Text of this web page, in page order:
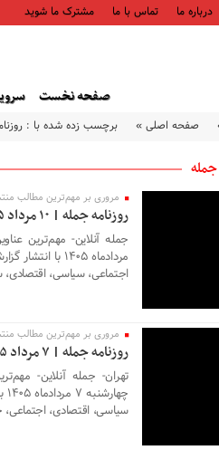
درباره ما تماس با ما مشترک ما شوید
صفحه نخست
صفحه اصلی » برچسب زده شده با :
مروری بر مهم‌ترین مطالب
روزنامه جمله | ۱۰ مرداد ۱۴۰۵
مردادماه ۱۴۰۵
اجتماعی، سیاسی،
مروری بر مهم‌ترین مطالب
روزنامه جمله | ۷ مرداد ۱۴۰۵
تهران- جمله آنلاین-
سیاسی، اقتصادی،